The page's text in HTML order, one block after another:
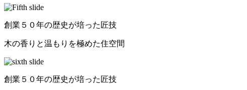
創業５０年の歴史が培った匠技
木の香りと温もりを極めた住空間
創業５０年の歴史が培った匠技